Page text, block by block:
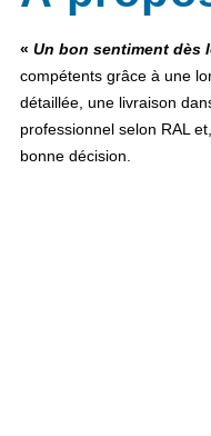
« Un bon sentiment dès
compétents grâce à une
détaillée, une livraison
professionnel selon RAL
bonne décision.